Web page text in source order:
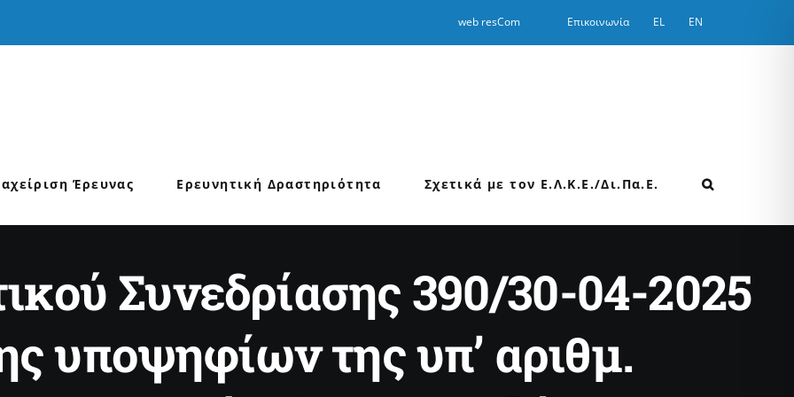
web resCom Επικοινωνία EL EN
Έρευνας Ερευνητική Δραστηριότητα Σχετικά με τον Ε.Λ.Κ.Ε./Δι.Πα.Ε.
Συνεδρίασης 390/30-04-2025
υποψηφίων της υπ’ αριθμ.